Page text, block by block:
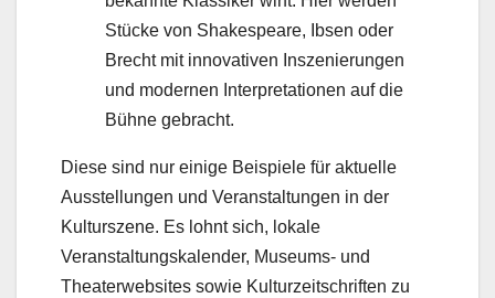
Stücke von Shakespeare, Ibsen oder
Brecht mit innovativen Inszenierungen
und modernen Interpretationen auf die
Bühne gebracht.
Diese sind nur einige Beispiele für aktuelle
Ausstellungen und Veranstaltungen in der
Kulturszene. Es lohnt sich, lokale
Veranstaltungskalender, Museums- und
Theaterwebsites sowie Kulturzeitschriften zu